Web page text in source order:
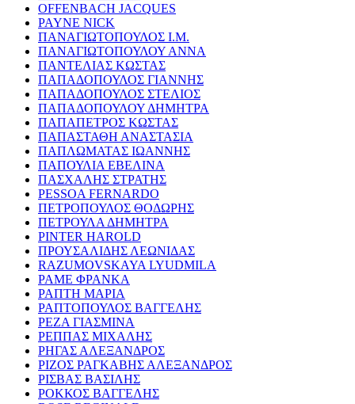
OFFENBACH JACQUES
PAYNE NICK
ΠΑΝΑΓΙΩΤΟΠΟΥΛΟΣ Ι.Μ.
ΠΑΝΑΓΙΩΤΟΠΟΥΛΟΥ ΑΝΝΑ
ΠΑΝΤΕΛΙΑΣ ΚΩΣΤΑΣ
ΠΑΠΑΔΟΠΟΥΛΟΣ ΓΙΑΝΝΗΣ
ΠΑΠΑΔΟΠΟΥΛΟΣ ΣΤΕΛΙΟΣ
ΠΑΠΑΔΟΠΟΥΛΟΥ ΔΗΜΗΤΡΑ
ΠΑΠΑΠΕΤΡΟΣ ΚΩΣΤΑΣ
ΠΑΠΑΣΤΑΘΗ ΑΝΑΣΤΑΣΙΑ
ΠΑΠΛΩΜΑΤΑΣ ΙΩΑΝΝΗΣ
ΠΑΠΟΥΛΙΑ ΕΒΕΛΙΝΑ
ΠΑΣΧΑΛΗΣ ΣΤΡΑΤΗΣ
PESSOA FERNARDO
ΠΕΤΡΟΠΟΥΛΟΣ ΘΟΔΩΡΗΣ
ΠΕΤΡΟΥΛΑ ΔΗΜΗΤΡΑ
PINTER HAROLD
ΠΡΟΥΣΑΛΙΔΗΣ ΛΕΩΝΙΔΑΣ
RAZUMOVSKAYA LYUDMILA
ΡΑΜΕ ΦΡΑΝΚΑ
ΡΑΠΤΗ ΜΑΡΙΑ
ΡΑΠΤΟΠΟΥΛΟΣ ΒΑΓΓΕΛΗΣ
ΡΕΖΑ ΓΙΑΣΜΙΝΑ
ΡΕΠΠΑΣ ΜΙΧΑΛΗΣ
ΡΗΓΑΣ ΑΛΕΞΑΝΔΡΟΣ
ΡΙΖΟΣ ΡΑΓΚΑΒΗΣ ΑΛΕΞΑΝΔΡΟΣ
ΡΙΣΒΑΣ ΒΑΣΙΛΗΣ
ΡΟΚΚΟΣ ΒΑΓΓΕΛΗΣ